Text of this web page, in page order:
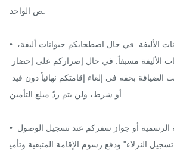
ص الواحد.
• لا يُسمح باصطحاب الحيوانات الأليفة. في حال اصطحابكم حيوانات أليفة،
أو شرط، ولن يتم ردّ مبلغ التأمين.
• يرجى تقديم وثائق الهوية الرسمية أو جواز سفركم عند تسجيل الوصول
النزلاء" ودفع رسوم الإقامة المتبقية وتأمي